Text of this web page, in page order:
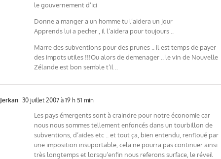
le gouvernement d’ici
Donne a manger a un homme tu l’aidera un jour
Apprends lui a pecher , il l’aidera pour toujours ..
Marre des subventions pour des prunes .. il est temps de payer
des impots utiles !!!Ou alors de demenager .. le vin de Nouvelle
Zélande est bon semble t’il ..
Jerkan 30 juillet 2007 à 19 h 51 min
Les pays émergents sont à craindre pour notre économie car
nous nous sommes tellement enfoncés dans un tourbillon de
subventions, d’aides etc .. et tout ça, bien entendu, renfloué par
une imposition insuportable, cela ne pourra pas continuer ainsi
très longtemps et lorsqu’enfin nous referons surface, le réveil